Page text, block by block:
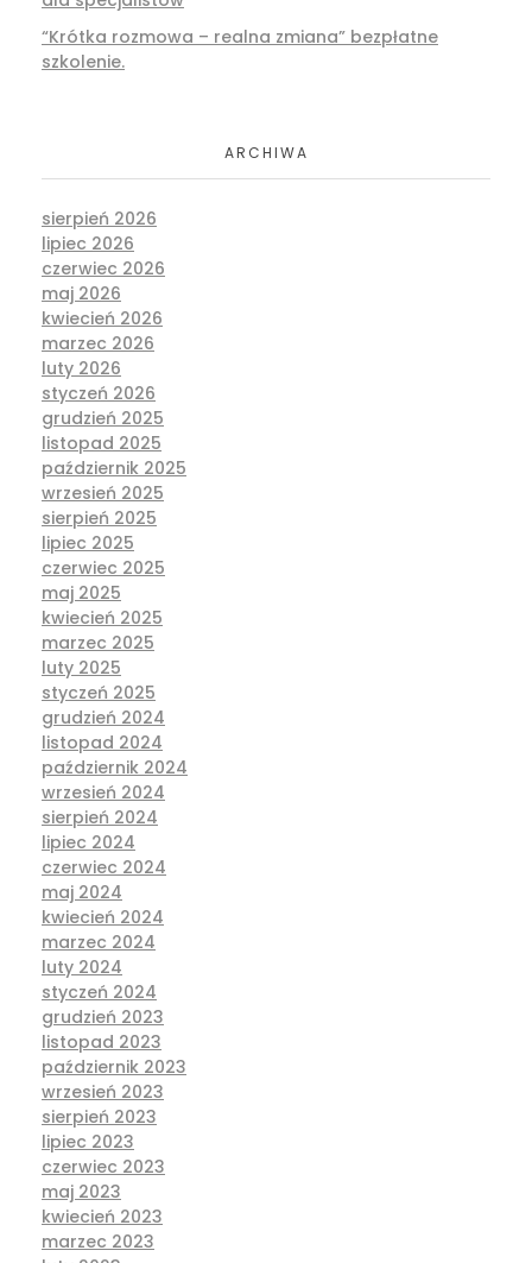
“Krótka rozmowa – realna zmiana” bezpłatne
szkolenie.
ARCHIWA
sierpień 2026
lipiec 2026
czerwiec 2026
maj 2026
kwiecień 2026
marzec 2026
luty 2026
styczeń 2026
grudzień 2025
listopad 2025
październik 2025
wrzesień 2025
sierpień 2025
lipiec 2025
czerwiec 2025
maj 2025
kwiecień 2025
marzec 2025
luty 2025
styczeń 2025
grudzień 2024
listopad 2024
październik 2024
wrzesień 2024
sierpień 2024
lipiec 2024
czerwiec 2024
maj 2024
kwiecień 2024
marzec 2024
luty 2024
styczeń 2024
grudzień 2023
listopad 2023
październik 2023
wrzesień 2023
sierpień 2023
lipiec 2023
czerwiec 2023
maj 2023
kwiecień 2023
marzec 2023